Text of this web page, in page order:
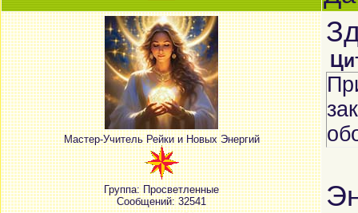
Мастер-Учитель Рейки и Новых Энергий
Группа: Просветленные
Сообщений:32541